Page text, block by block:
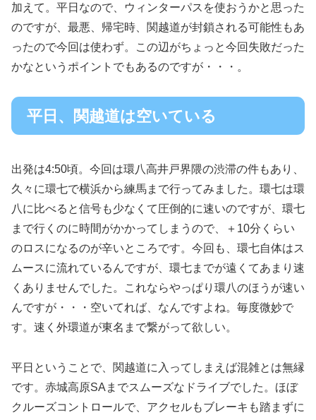
加えて。平日なので、ウィンターパスを使おうかと思った
のですが、最悪、帰宅時、関越道が封鎖される可能性もあ
ったので今回は使わず。この辺がちょっと今回失敗だった
かなというポイントでもあるのですが・・・。
平日、関越道は空いている
出発は4:50頃。今回は環八高井戸界隈の渋滞の件もあり、
久々に環七で横浜から練馬まで行ってみました。環七は環
八に比べると信号も少なくて圧倒的に速いのですが、環七
まで行くのに時間がかかってしまうので、＋10分くらい
のロスになるのが辛いところです。今回も、環七自体はス
ムースに流れているんですが、環七までが遠くてあまり速
くありませんでした。これならやっぱり環八のほうが速い
んですが・・・空いてれば、なんですよね。毎度微妙で
す。速く外環道が東名まで繋がって欲しい。
平日ということで、関越道に入ってしまえば混雑とは無縁
です。赤城高原SAまでスムーズなドライブでした。ほぼ
クルーズコントロールで、アクセルもブレーキも踏まずに